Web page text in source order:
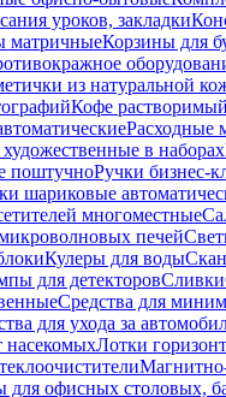
уроков, закладки
матричныеКорзины для
из натуральной
Кофе растворимый
Расходные
в наборах
поштучноРучки бизнес-
шариковые
многоместные
печей
Кулеры для воды
для детекторовСливки
Средства для
для ухода за
насекомыхЛотки
для офисных столовых,